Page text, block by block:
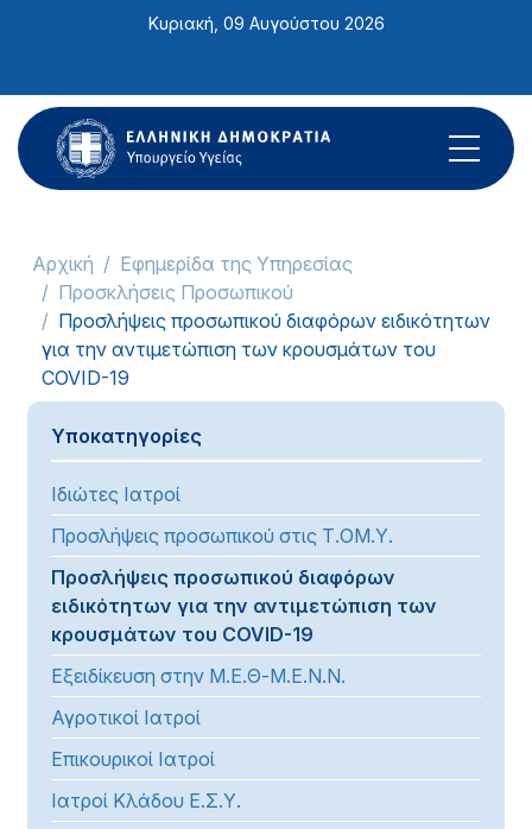
ιστότοπος
περιλαμβάνει
ένα
σύστημα
Κυριακή, 09 Αυγούστου 2026
Αρχική
Εφημερίδα της Υπηρεσίας
Προσκλήσεις Προσωπικού
Προσλήψεις προσωπικού διαφόρων ειδικότητων
για την αντιμετώπιση των κρουσμάτων του
COVID-19
Υποκατηγορίες
Ιδιώτες Ιατροί
Προσλήψεις προσωπικού στις Τ.ΟΜ.Υ.
Προσλήψεις προσωπικού διαφόρων
ειδικότητων για την αντιμετώπιση των
κρουσμάτων του COVID-19
Εξειδίκευση στην Μ.Ε.Θ-Μ.Ε.Ν.Ν.
Αγροτικοί Ιατροί
Επικουρικοί Ιατροί
Ιατροί Κλάδου Ε.Σ.Υ.